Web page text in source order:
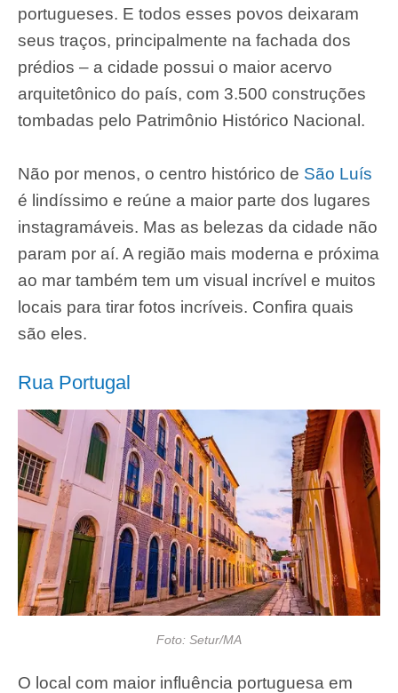
portugueses. E todos esses povos deixaram
seus traços, principalmente na fachada dos
prédios – a cidade possui o maior acervo
arquitetônico do país, com 3.500 construções
tombadas pelo Patrimônio Histórico Nacional.
Não por menos, o centro histórico de São Luís
é lindíssimo e reúne a maior parte dos lugares
instagramáveis. Mas as belezas da cidade não
param por aí. A região mais moderna e próxima
ao mar também tem um visual incrível e muitos
locais para tirar fotos incríveis. Confira quais
são eles.
Rua Portugal
Foto: Setur/MA
O local com maior influência portuguesa em